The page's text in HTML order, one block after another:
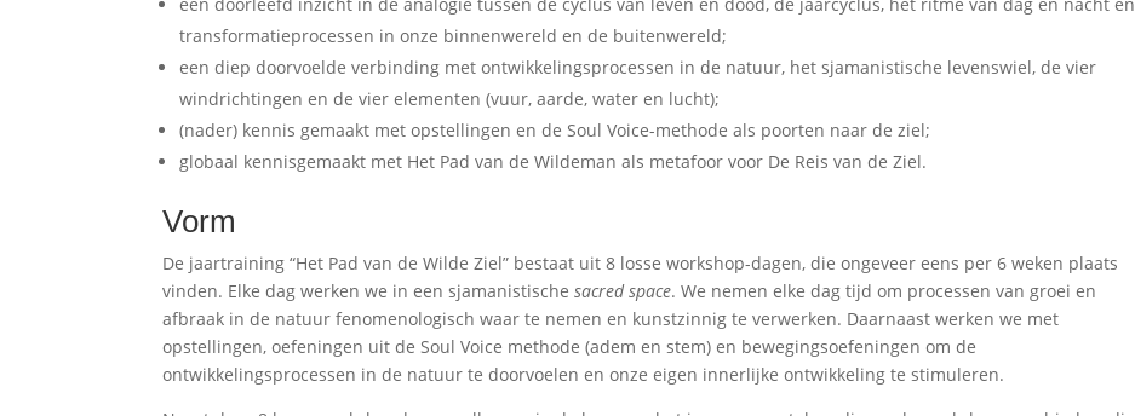
transformatieprocessen in onze binnenwereld en de buitenwereld;
een diep doorvoelde verbinding met ontwikkelingsprocessen in de natuur, het sjamanistische levenswiel, de vier
windrichtingen en de vier elementen (vuur, aarde, water en lucht);
(nader) kennis gemaakt met opstellingen en de Soul Voice-methode als poorten naar de ziel;
globaal kennisgemaakt met Het Pad van de Wildeman als metafoor voor De Reis van de Ziel.
Vorm
De jaartraining “Het Pad van de Wilde Ziel” bestaat uit 8 losse workshop-dagen, die ongeveer eens per 6 weken plaats
vinden. Elke dag werken we in een sjamanistische sacred space. We nemen elke dag tijd om processen van groei en
afbraak in de natuur fenomenologisch waar te nemen en kunstzinnig te verwerken. Daarnaast werken we met
opstellingen, oefeningen uit de Soul Voice methode (adem en stem) en bewegingsoefeningen om de
ontwikkelingsprocessen in de natuur te doorvoelen en onze eigen innerlijke ontwikkeling te stimuleren.